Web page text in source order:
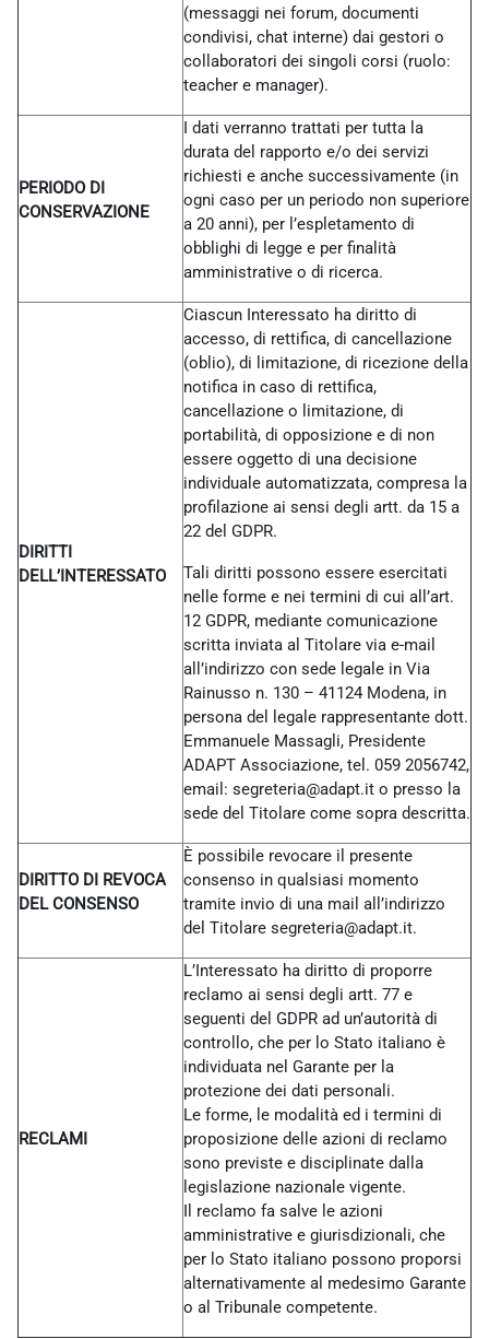
(messaggi nei forum, documenti
condivisi, chat interne) dai gestori o
collaboratori dei singoli corsi (ruolo:
teacher e manager).
PERIODO DI
CONSERVAZIONE
I dati verranno trattati per tutta la
durata del rapporto e/o dei servizi
richiesti e anche successivamente (in
ogni caso per un periodo non superiore
a 20 anni), per l’espletamento di
obblighi di legge e per finalità
amministrative o di ricerca.
DIRITTI
DELL’INTERESSATO
Ciascun Interessato ha diritto di
accesso, di rettifica, di cancellazione
(oblio), di limitazione, di ricezione della
notifica in caso di rettifica,
cancellazione o limitazione, di
portabilità, di opposizione e di non
essere oggetto di una decisione
individuale automatizzata, compresa la
profilazione ai sensi degli artt. da 15 a
22 del GDPR.
Tali diritti possono essere esercitati
nelle forme e nei termini di cui all’art.
12 GDPR, mediante comunicazione
scritta inviata al Titolare via e-mail
all’indirizzo con sede legale in Via
Rainusso n. 130 – 41124 Modena, in
persona del legale rappresentante dott.
Emmanuele Massagli, Presidente
ADAPT Associazione, tel. 059 2056742,
email: segreteria@adapt.it o presso la
sede del Titolare come sopra descritta.
DIRITTO DI REVOCA
DEL CONSENSO
È possibile revocare il presente
consenso in qualsiasi momento
tramite invio di una mail all’indirizzo
del Titolare segreteria@adapt.it.
RECLAMI
L’Interessato ha diritto di proporre
reclamo ai sensi degli artt. 77 e
seguenti del GDPR ad un’autorità di
controllo, che per lo Stato italiano è
individuata nel Garante per la
protezione dei dati personali.
Le forme, le modalità ed i termini di
proposizione delle azioni di reclamo
sono previste e disciplinate dalla
legislazione nazionale vigente.
Il reclamo fa salve le azioni
amministrative e giurisdizionali, che
per lo Stato italiano possono proporsi
alternativamente al medesimo Garante
o al Tribunale competente.